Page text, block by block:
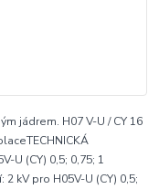
jádrem. H07 V-U / CY 16
U (CY) 0,5; 0,75; 1
kV pro H05V-U (CY) 0,5;